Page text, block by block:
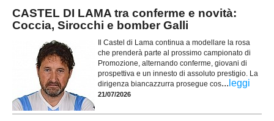
CASTEL DI LAMA tra conferme e novità:
Coccia, Sirocchi e bomber Galli
Il Castel di Lama continua a modellare la rosa
che prenderà parte al prossimo campionato di
Promozione, alternando conferme, giovani di
prospettiva e un innesto di assoluto prestigio. La
dirigenza biancazzurra prosegue cos... leggi
21/07/2026